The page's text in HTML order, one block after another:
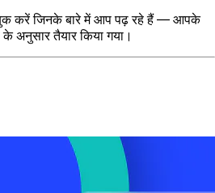
करें जिनके बारे में आप पढ़ रहे हैं — आपके
अनुसार तैयार किया गया।